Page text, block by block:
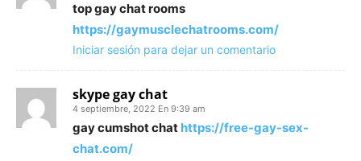
top gay chat rooms
https://gaymusclechatrooms.com/
Iniciar sesión para dejar un comentario
skype gay chat
4 septiembre, 2022 En 9:39 am
gay cumshot chat https://free-gay-sex-
chat.com/